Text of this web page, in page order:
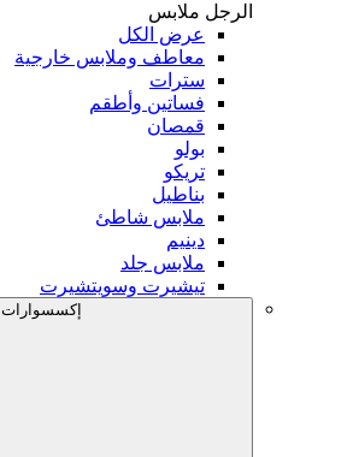
الرجل ملابس
عرض الكل
معاطف وملابس خارجية
سترات
فساتين وأطقم
قمصان
بولو
تريكو
بناطيل
ملابس شاطئ
دينيم
ملابس جلد
تيشيرت وسويتشيرت
إكسسوارات